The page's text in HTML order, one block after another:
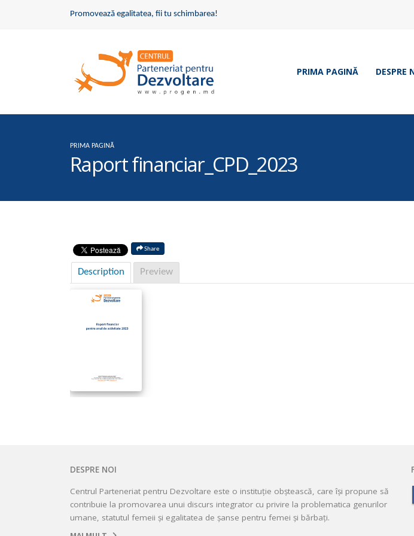
Promovează egalitatea, fii tu schimbarea!
PRIMA PAGINĂ DESPRE
PRIMA PAGINĂ
Raport financiar_CPD_2023
Share
Description Preview
DESPRE NOI
Centrul Parteneriat pentru Dezvoltare este o instituție obștească, care își propune să
contribuie la promovarea unui discurs integrator cu privire la problematica genurilor
umane, statutul femeii și egalitatea de șanse pentru femei și bărbați.